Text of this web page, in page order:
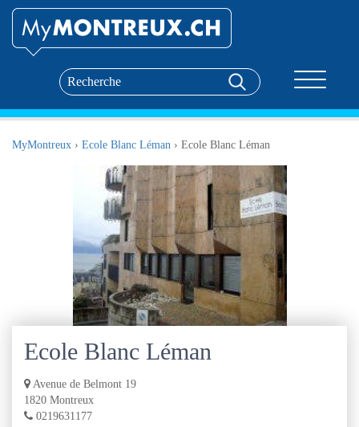
MyMontreux › Ecole Blanc Léman › Ecole Blanc Léman
Ecole Blanc Léman
Avenue de Belmont 19
1820 Montreux
0219631177